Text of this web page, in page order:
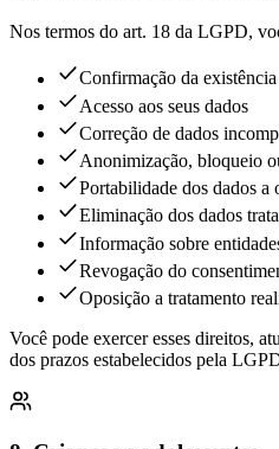
Nos termos do art. 18 da LGPD,
Confirmação da
Acesso aos seus dados
Correção de dados
Anonimização, bloqueio
Portabilidade dos dados a
Eliminação dos dados
Informação sobre
Revogação do
Oposição a tratamento
Você pode exercer esses direitos,
dos prazos estabelecidos pela